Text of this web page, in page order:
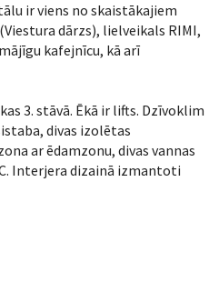
ir viens no skaistākajiem
dārzs), lielveikals RIMI,
kafejnīcu, kā arī
3. stāvā. Ēkā ir lifts. Dzīvoklim
divas izolētas
ar ēdamzonu, divas vannas
Interjera dizainā izmantoti